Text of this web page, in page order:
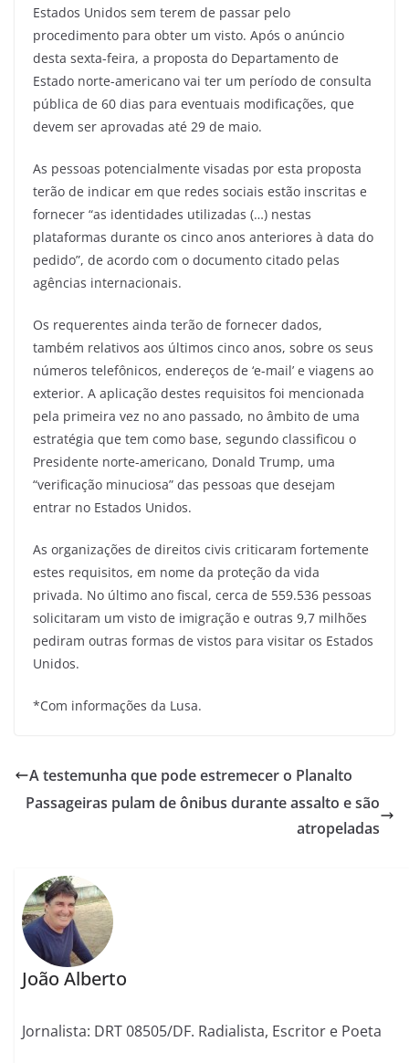
Estados Unidos sem terem de passar pelo
procedimento para obter um visto. Após o anúncio
desta sexta-feira, a proposta do Departamento de
Estado norte-americano vai ter um período de consulta
pública de 60 dias para eventuais modificações, que
devem ser aprovadas até 29 de maio.
As pessoas potencialmente visadas por esta proposta
terão de indicar em que redes sociais estão inscritas e
fornecer “as identidades utilizadas (…) nestas
plataformas durante os cinco anos anteriores à data do
pedido”, de acordo com o documento citado pelas
agências internacionais.
Os requerentes ainda terão de fornecer dados,
também relativos aos últimos cinco anos, sobre os seus
números telefônicos, endereços de ‘e-mail’ e viagens ao
exterior. A aplicação destes requisitos foi mencionada
pela primeira vez no ano passado, no âmbito de uma
estratégia que tem como base, segundo classificou o
Presidente norte-americano, Donald Trump, uma
“verificação minuciosa” das pessoas que desejam
entrar no Estados Unidos.
As organizações de direitos civis criticaram fortemente
estes requisitos, em nome da proteção da vida
privada. No último ano fiscal, cerca de 559.536 pessoas
solicitaram um visto de imigração e outras 9,7 milhões
pediram outras formas de vistos para visitar os Estados
Unidos.
*Com informações da Lusa.
A testemunha que pode estremecer o Planalto
Passageiras pulam de ônibus durante assalto e são
atropeladas
João Alberto
Jornalista: DRT 08505/DF. Radialista, Escritor e Poeta